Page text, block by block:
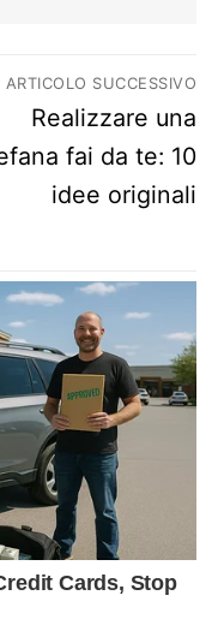
ARTICOLO SUCCESSIVO
Next post:
Realizzare una
fai da te: 10
idee originali